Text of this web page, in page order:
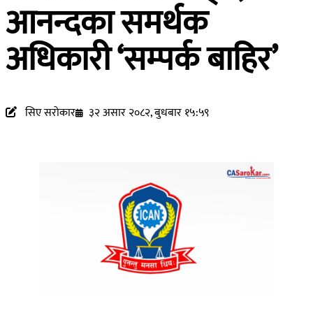
आनन्दका समर्थक
अधिकारी ‘सम्पर्क बाहिर’
सिए सरोकार ३२ असार २०८२, बुधबार १५:५९